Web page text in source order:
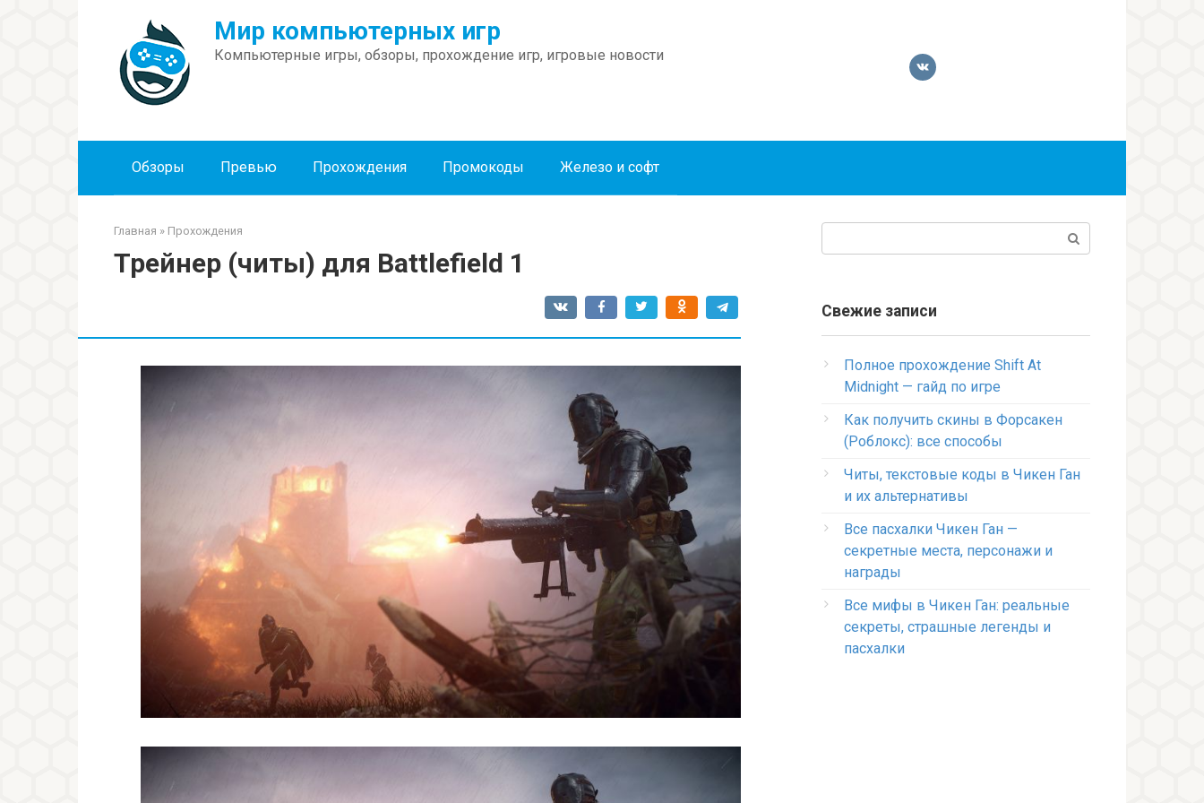
Мир компьютерных игр
Компьютерные игры, обзоры, прохождение игр, игровые новости
Обзоры Превью Прохождения Промокоды Железо и софт
Главная » Прохождения
Трейнер (читы) для Battlefield 1
Свежие записи
Полное прохождение Shift At
Midnight — гайд по игре
Как получить скины в Форсакен
(Роблокс): все способы
Читы, текстовые коды в Чикен Ган
и их альтернативы
Все пасхалки Чикен Ган —
секретные места, персонажи и
награды
Все мифы в Чикен Ган: реальные
секреты, страшные легенды и
пасхалки